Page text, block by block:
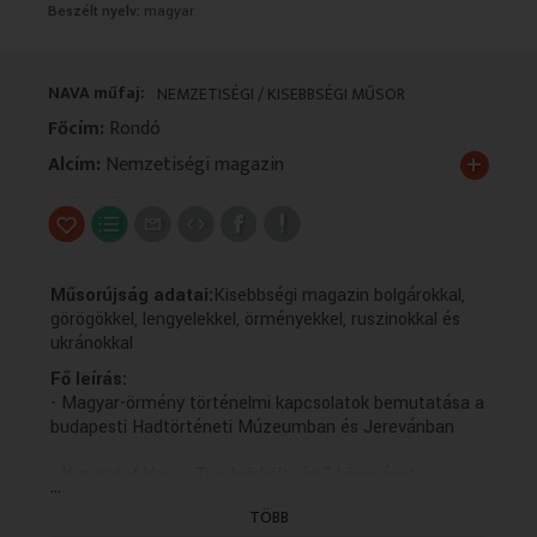
Beszélt nyelv: magyar
NAVA műfaj: NEMZETISÉGI / KISEBBSÉGI MŰSOR
Főcím: Rondó
Alcím: Nemzetiségi magazin +
Műsorújság adatai:Kisebbségi magazin bolgárokkal,
görögökkel, lengyelekkel, örményekkel, ruszinokkal és
ukránokkal
Fő leírás:
- Magyar-örmény történelmi kapcsolatok bemutatása a
budapesti Hadtörténeti Múzeumban és Jerevánban
bemutatója
...
TÖBB